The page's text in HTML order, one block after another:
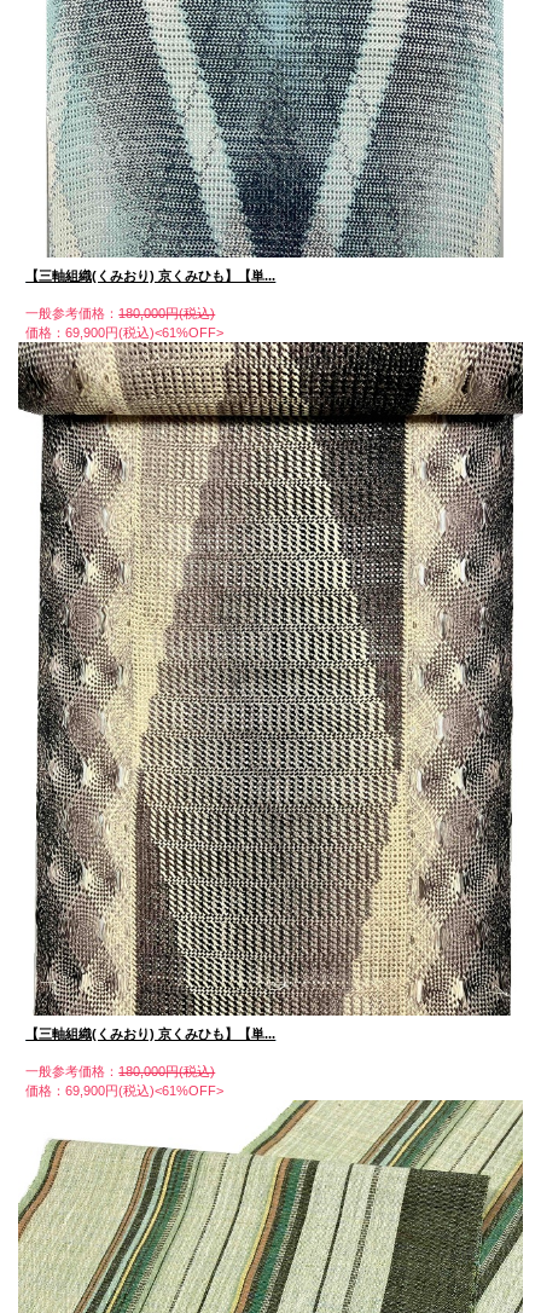
【三軸組織(くみおり) 京くみひも】【単...
一般参考価格：180,000円(税込)
価格：69,900円(税込)<61%OFF>
【三軸組織(くみおり) 京くみひも】【単...
一般参考価格：180,000円(税込)
価格：69,900円(税込)<61%OFF>